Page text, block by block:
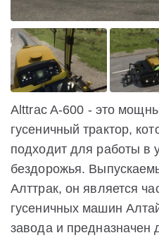
Alttrac A-600 - это
гусеничный трактор,
подходит для работы в
бездорожья.
Алттрак, он является
гусеничных машин
завода и